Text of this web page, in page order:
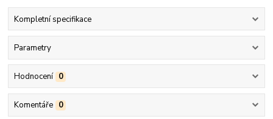
Kompletní specifikace
Parametry
Hodnocení 0
Komentáře 0